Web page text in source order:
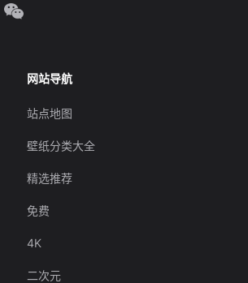
网站导航
站点地图
壁纸分类大全
精选推荐
免费
4K
二次元